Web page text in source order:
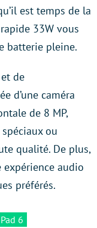
est temps de la
33W vous
batterie pleine.
de
d’une caméra
de 8 MP,
ou
qualité. De plus,
audio
préférés.
6